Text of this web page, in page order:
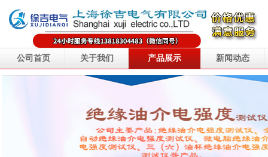
公司首页 关于我们 产品展示 新闻动态